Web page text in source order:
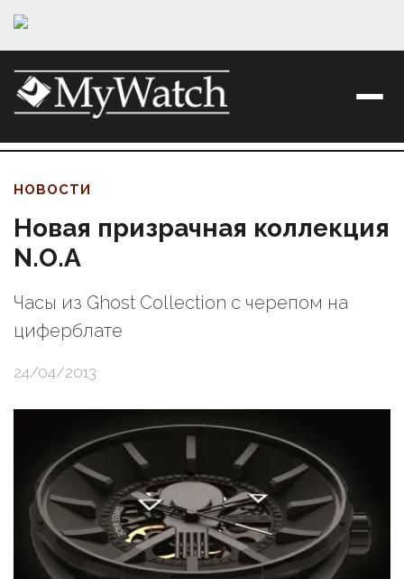
НОВОСТИ
Новая призрачная коллекция
N.O.A
Часы из Ghost Collection с черепом на
циферблате
24/04/2013